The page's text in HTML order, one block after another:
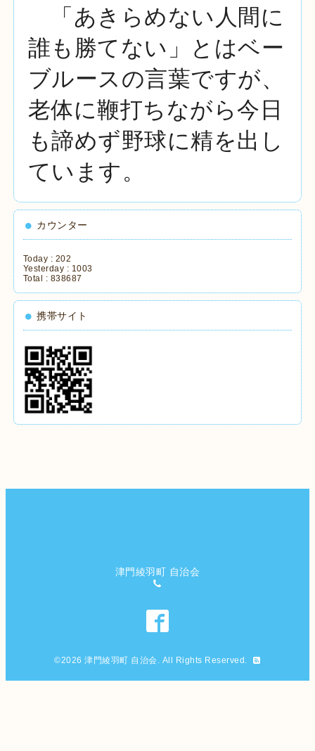
「あきらめない人間に
誰も勝てない」
とはベー
ブルースの言葉ですが、
老体に鞭打ちながら今日
も諦めず野球に精を出し
ています。
カウンター
Today : 202
Yesterday : 1003
Total : 838687
携帯サイト
津門綾羽町 自治会
©2026津門綾羽町 自治会. All Rights Reserved.